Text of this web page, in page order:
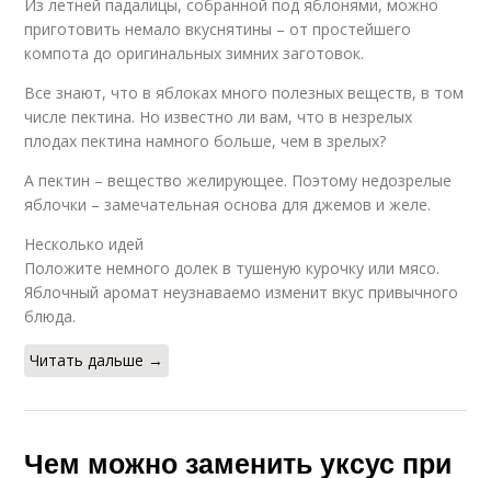
Из летней падалицы, собранной под яблонями, можно
приготовить немало вкуснятины – от простейшего
компота до оригинальных зимних заготовок.
Все знают, что в яблоках много полезных веществ, в том
числе пектина. Но известно ли вам, что в незрелых
плодах пектина намного больше, чем в зрелых?
А пектин – вещество желирующее. Поэтому недозрелые
яблочки – замечательная основа для джемов и желе.
Несколько идей
Положите немного долек в тушеную курочку или мясо.
Яблочный аромат неузнаваемо изменит вкус привычного
блюда.
Читать дальше →
Чем можно заменить уксус при